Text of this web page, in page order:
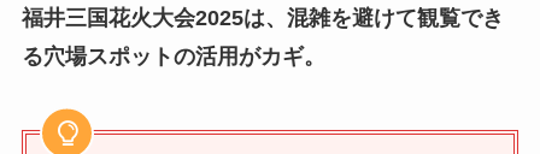
福井三国花火大会2025は、混雑を避けて観覧でき
る穴場スポットの活用がカギ。